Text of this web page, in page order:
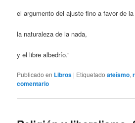
el argumento del ajuste fino a favor de
la naturaleza de la nada,
y el libre albedrío.”
Publicado en Libros | Etiquetado ateísmo,
comentario